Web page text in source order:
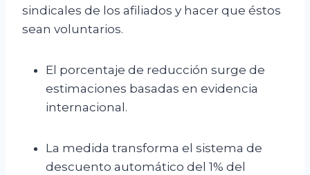
sindicales de los afiliados y hacer que éstos
sean voluntarios.
El porcentaje de reducción surge de
estimaciones basadas en evidencia
internacional.
La medida transforma el sistema de
descuento automático del 1% del